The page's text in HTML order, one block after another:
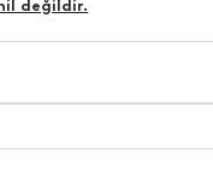
değildir.